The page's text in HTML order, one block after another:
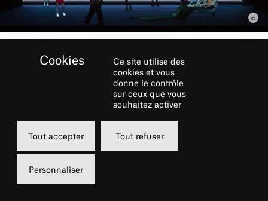
RÉSERVER
30 octobre 2021
20h00
Grande Salle
de 5 à 36 €
Dimanche
31 octobre
Ce site utilise des
cookies et vous
donne le contrôle
sur ceux que vous
souhaitez activer
Tout accepter Tout refuser
Personnaliser